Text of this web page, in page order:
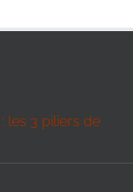
les 3 piliers de